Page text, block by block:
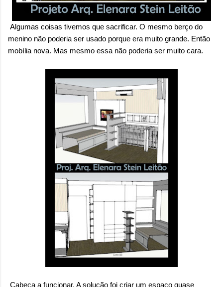
Algumas coisas tivemos que sacrificar. O mesmo berço do
menino não poderia ser usado porque era muito grande. Então
mobília nova. Mas mesmo essa não poderia ser muito cara.
Cabeça a funcionar. A solução foi criar um espaço quase